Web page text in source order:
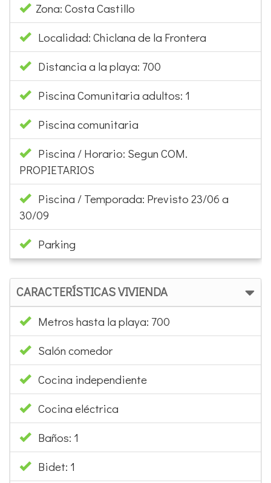
Zona: Costa Castillo
Localidad: Chiclana de la Frontera
Distancia a la playa: 700
Piscina Comunitaria adultos: 1
Piscina comunitaria
Piscina / Horario: Segun COM.
PROPIETARIOS
Piscina / Temporada: Previsto 23/06 a
30/09
Parking
CARACTERÍSTICAS VIVIENDA
Metros hasta la playa: 700
Salón comedor
Cocina independiente
Cocina eléctrica
Baños: 1
Bidet: 1